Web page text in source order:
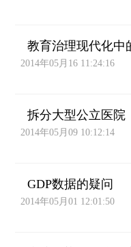
教育治理现代化中
2014年05月16 11:24:16
拆分大型公立医院
2014年05月09 10:12:14
GDP数据的疑问
2014年05月01 12:01:50